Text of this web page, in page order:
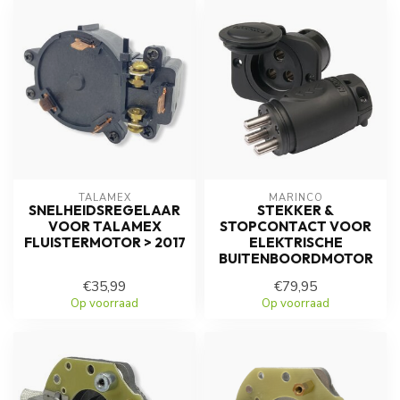
TALAMEX
SNELHEIDSREGELAAR
VOOR TALAMEX
FLUISTERMOTOR > 2017
€35,99
Op voorraad
MARINCO
STEKKER &
STOPCONTACT VOOR
ELEKTRISCHE
BUITENBOORDMOTOR
€79,95
Op voorraad